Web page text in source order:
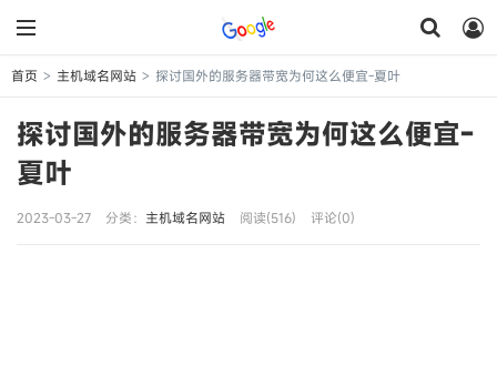
首页 > 主机域名网站 > 探讨国外的服务器带宽为何这么便宜-夏叶
探讨国外的服务器带宽为何这么便宜-
夏叶
2023-03-27 分类： 主机域名网站 阅读(516) 评论(0)